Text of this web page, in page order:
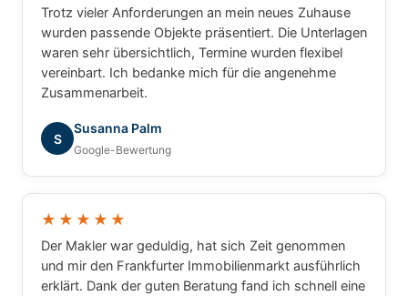
Trotz vieler Anforderungen an mein neues Zuhause
wurden passende Objekte präsentiert. Die Unterlagen
waren sehr übersichtlich, Termine wurden flexibel
vereinbart. Ich bedanke mich für die angenehme
Zusammenarbeit.
S
Susanna Palm
Google-Bewertung
★★★★★
Der Makler war geduldig, hat sich Zeit genommen
und mir den Frankfurter Immobilienmarkt ausführlich
erklärt. Dank der guten Beratung fand ich schnell eine